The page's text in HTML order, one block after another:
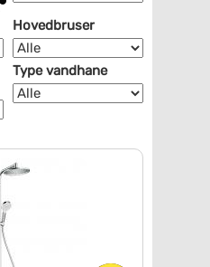
Hovedbruser
Type vandhane